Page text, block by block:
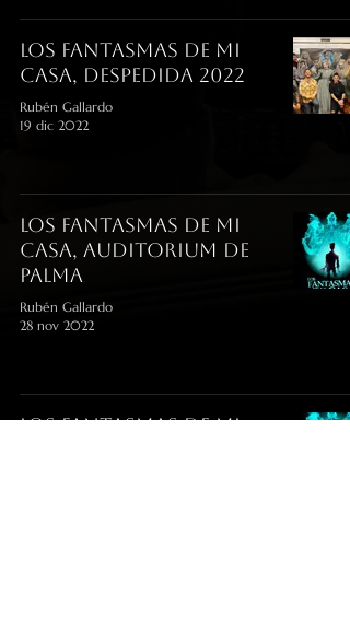
Los Fantasmas De Mi
Casa, despedida 2022
Rubén Gallardo
19 dic 2022
Los Fantasmas de mi
Casa, Auditorium de
Palma
Rubén Gallardo
28 nov 2022
Los Fantasmas de mi